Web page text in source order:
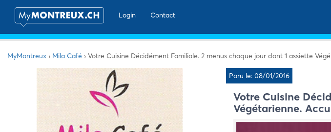
Login
Contact
MyMontreux › Mila Café › Votre Cuisine Décidément Familiale. 2 menus chaque jour dont 1 assiette
Paru le: 08/01/2016
Votre Cuisine
Végétarienne.